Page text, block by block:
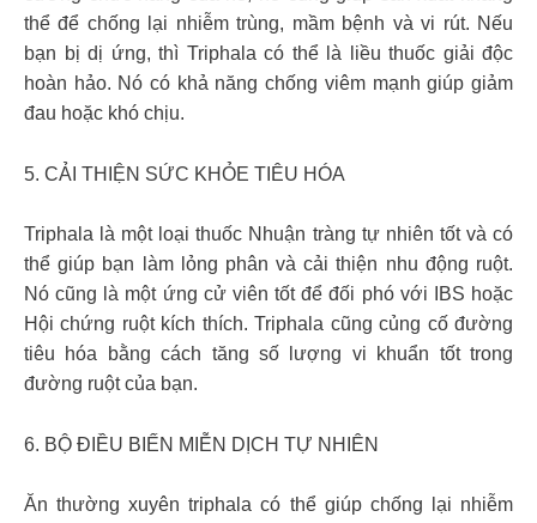
thể để chống lại nhiễm trùng, mầm bệnh và vi rút. Nếu
bạn bị dị ứng, thì Triphala có thể là liều thuốc giải độc
hoàn hảo. Nó có khả năng chống viêm mạnh giúp giảm
đau hoặc khó chịu.
5. CẢI THIỆN SỨC KHỎE TIÊU HÓA
Triphala là một loại thuốc Nhuận tràng tự nhiên tốt và có
thể giúp bạn làm lỏng phân và cải thiện nhu động ruột.
Nó cũng là một ứng cử viên tốt để đối phó với IBS hoặc
Hội chứng ruột kích thích. Triphala cũng củng cố đường
tiêu hóa bằng cách tăng số lượng vi khuẩn tốt trong
đường ruột của bạn.
6. BỘ ĐIỀU BIẾN MIỄN DỊCH TỰ NHIÊN
Ăn thường xuyên triphala có thể giúp chống lại nhiễm